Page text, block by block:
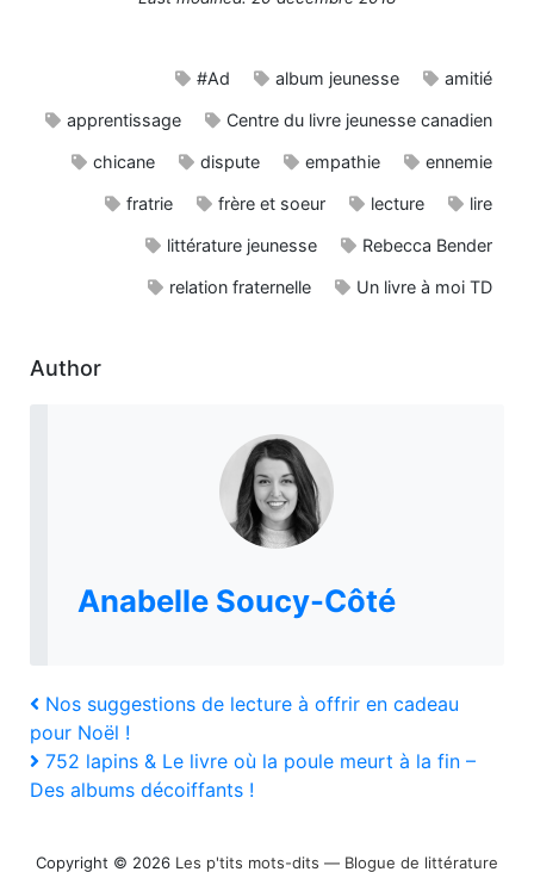
#Ad album jeunesse amitié
apprentissage Centre du livre jeunesse canadien
chicane dispute empathie ennemie
fratrie frère et soeur lecture lire
littérature jeunesse Rebecca Bender
relation fraternelle Un livre à moi TD
Author
Anabelle Soucy-Côté
Navigation
de
l’article
Previous
Post
Nos suggestions de lecture à offrir en cadeau
pour Noël !
Next
Post
752 lapins & Le livre où la poule meurt à la fin –
Des albums décoiffants !
Copyright © 2026 Les p'tits mots-dits ― Blogue de littérature